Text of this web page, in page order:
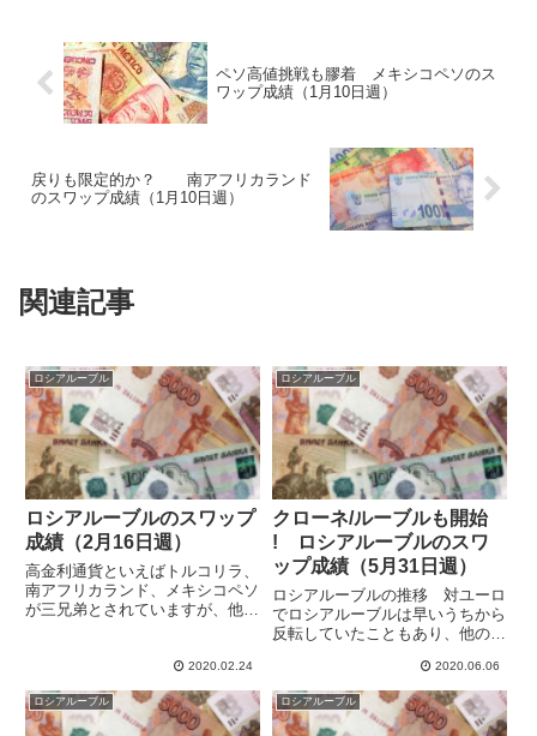
ペソ高値挑戦も膠着 メキシコペソのス
ワップ成績（1月10日週）
戻りも限定的か？ 南アフリカランド
のスワップ成績（1月10日週）
関連記事
ロシアルーブル
ロシアルーブルのスワップ
成績（2月16日週）
高金利通貨といえばトルコリラ、
南アフリカランド、メキシコペソ
が三兄弟とされていますが、他の
はそれなりに稼げますが、高金利
通貨の例に漏れず値動きが激しい
感じがします。よく動くので一
見...
2020.02.24
ロシアルーブル
クローネ/ルーブルも開始
! ロシアルーブルのスワ
ップ成績（5月31日週）
ロシアルーブルの推移 対ユーロ
でロシアルーブルは早いうちから
反転していたこともあり、他の高
りです。それでも上下を繰り返し
ながら次第にルーブル高となって
います。この１週間でもわずかな
ルーブル高で終わっています。
2020.06.06
ロシアルーブル ロシアルーブル